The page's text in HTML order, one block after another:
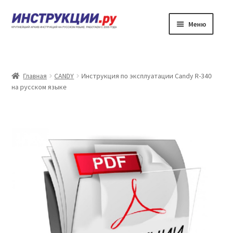
Перейти
к
Перейти
к
Меню
Каталог инструкций по эксплуатации
Контакты
Главная CANDY
Инструкция по эксплуатации Candy R-340
на русском языке